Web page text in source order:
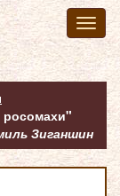
росомахи"
Зиганшин